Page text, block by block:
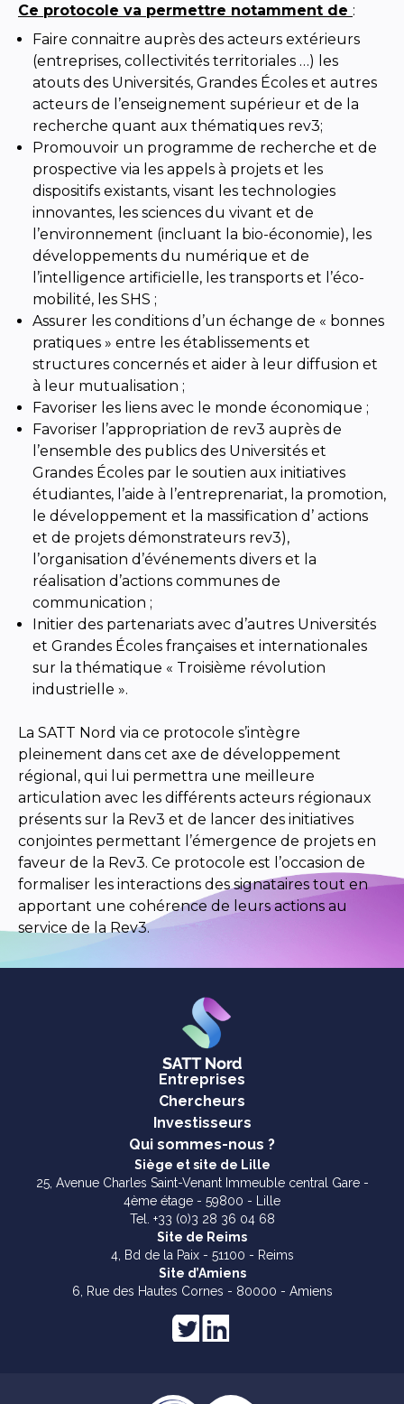
Ce protocole va permettre notamment de :
Faire connaitre auprès des acteurs extérieurs
(entreprises, collectivités territoriales …) les
atouts des Universités, Grandes Écoles et autres
acteurs de l’enseignement supérieur et de la
recherche quant aux thématiques rev3;
Promouvoir un programme de recherche et de
prospective via les appels à projets et les
dispositifs existants, visant les technologies
innovantes, les sciences du vivant et de
l’environnement (incluant la bio-économie), les
développements du numérique et de
l’intelligence artificielle, les transports et l’éco-
mobilité, les SHS ;
Assurer les conditions d’un échange de « bonnes
pratiques » entre les établissements et
structures concernés et aider à leur diffusion et
à leur mutualisation ;
Favoriser les liens avec le monde économique ;
Favoriser l’appropriation de rev3 auprès de
l’ensemble des publics des Universités et
Grandes Écoles par le soutien aux initiatives
étudiantes, l’aide à l’entreprenariat, la promotion,
le développement et la massification d’ actions
et de projets démonstrateurs rev3),
l’organisation d’événements divers et la
réalisation d’actions communes de
communication ;
Initier des partenariats avec d’autres Universités
et Grandes Écoles françaises et internationales
sur la thématique « Troisième révolution
industrielle ».
La SATT Nord via ce protocole s’intègre
pleinement dans cet axe de développement
régional, qui lui permettra une meilleure
articulation avec les différents acteurs régionaux
présents sur la Rev3 et de lancer des initiatives
conjointes permettant l’émergence de projets en
faveur de la Rev3. Ce protocole est l’occasion de
formaliser les interactions des signataires tout en
apportant une cohérence de leurs actions au
service de la Rev3.
Entreprises
Chercheurs
Investisseurs
Qui sommes-nous ?
Siège et site de Lille
25, Avenue Charles Saint-Venant Immeuble central Gare -
4ème étage - 59800 - Lille
Tel. +33 (0)3 28 36 04 68
Site de Reims
4, Bd de la Paix - 51100 - Reims
Site d’Amiens
6, Rue des Hautes Cornes - 80000 - Amiens